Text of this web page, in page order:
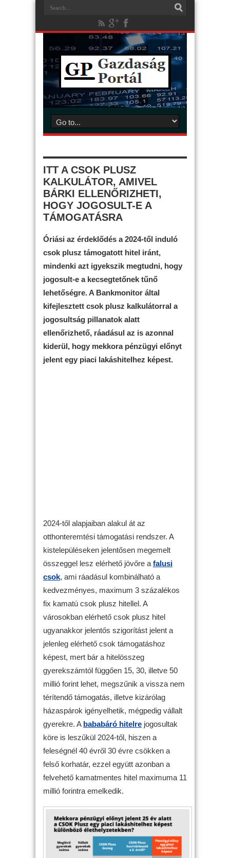
ITT A CSOK PLUSZ
KALKULÁTOR, AMIVEL
BÁRKI ELLENŐRIZHETI,
HOGY JOGOSULT-E A
TÁMOGATÁSRA
Óriási az érdeklődés a 2024-től induló
csok plusz támogatott hitel iránt,
mindenki azt igyekszik megtudni, hogy
jogosult-e a kecsegtetőnek tűnő
lehetőségre. A Bankmonitor által
kifejlesztett csok plusz kalkulátorral a
jogosultság pillanatok alatt
ellenőrizhető, ráadásul az is azonnal
kiderül, hogy mekkora pénzügyi előnyt
jelent egy piaci lakáshitelhez képest.
2024-től alapjaiban alakul át az
otthonteremtési támogatási rendszer. A
kistelepüléseken jelentősen megemelt
összeggel lesz elérhető jövőre a falusi
csok, ami ráadásul kombinálható a
kedvezményes, maximum 3 százalékos
fix kamatú csok plusz hitellel. A
városokban elérhető csok plusz hitel
ugyanakkor jelentős szigorítást jelent a
jelenleg elérhető csok támogatáshoz
képest, mert bár a hitelösszeg
gyerekszámtól függően 15, 30, illetve 50
millió forint lehet, megszűnik a vissza nem
térítendő támogatás, illetve kizárólag
házaspárok igényelhetik, mégpedig vállalt
gyerekre. A bababáró hitelre jogosultak
köre is leszűkül 2024-től, hiszen a
feleségnél 40 évről 30 évre csökken a
felső korhatár, ezzel együtt azonban a
felvehető kamatmentes hitel maximuma 11
millió forintra emelkedik.